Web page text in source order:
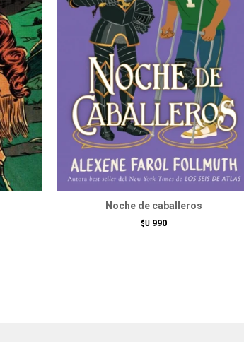
Noche de caballeros
$U 990